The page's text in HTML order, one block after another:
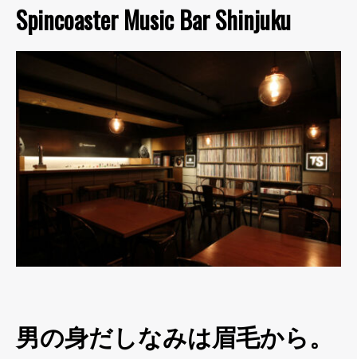
Spincoaster Music Bar Shinjuku
男の身だしなみは眉毛から。